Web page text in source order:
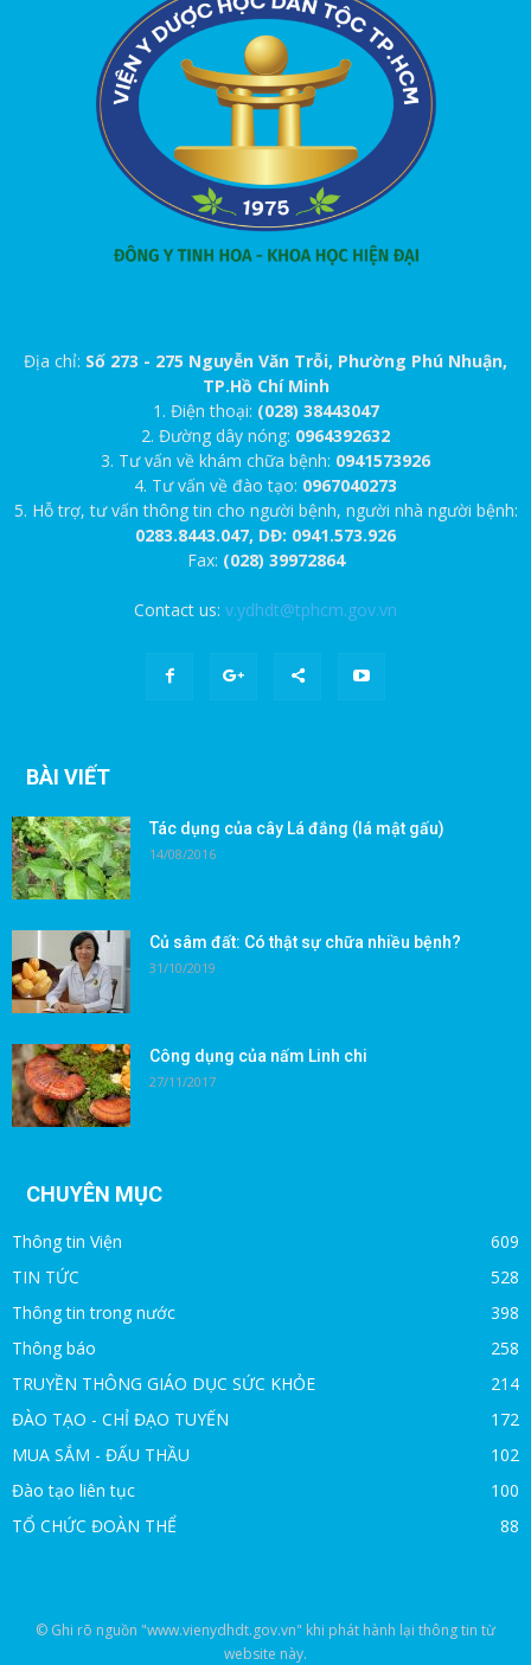
Địa chỉ: Số 273 - 275 Nguyễn Văn Trỗi, Phường Phú Nhuận,
TP.Hồ Chí Minh
1. Điện thoại: (028) 38443047
2. Đường dây nóng: 0964392632
3. Tư vấn về khám chữa bệnh: 0941573926
4. Tư vấn về đào tạo: 0967040273
5. Hỗ trợ, tư vấn thông tin cho người bệnh, người nhà người bệnh:
0283.8443.047, DĐ: 0941.573.926
Fax: (028) 39972864
Contact us: v.ydhdt@tphcm.gov.vn
BÀI VIẾT
Tác dụng của cây Lá đắng (lá mật gấu)
14/08/2016
Củ sâm đất: Có thật sự chữa nhiều bệnh?
31/10/2019
Công dụng của nấm Linh chi
27/11/2017
CHUYÊN MỤC
Thông tin Viện
609
TIN TỨC
528
Thông tin trong nước
398
Thông báo
258
TRUYỀN THÔNG GIÁO DỤC SỨC KHỎE
214
ĐÀO TẠO - CHỈ ĐẠO TUYẾN
172
MUA SẮM - ĐẤU THẦU
102
Đào tạo liên tục
100
TỔ CHỨC ĐOÀN THỂ
88
© Ghi rõ nguồn "www.vienydhdt.gov.vn" khi phát hành lại thông tin từ
website này.